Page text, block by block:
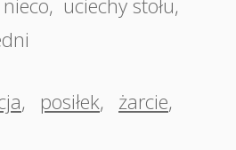
nieco, uciechy stołu,
, posiłek, żarcie,